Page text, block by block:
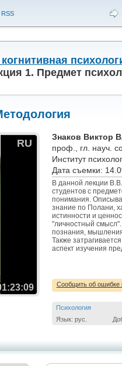
RSS
1. Предмет
RU
Знаков Виктор
проф., гл. науч.
Институт
Дата съемки:
В данной лекции
студентов с
понимания.
знание по Полани,
истинности и
"личностный
познания,
Также
аспект изучения
Сообщить об ошибке
Психология
Язык: рус.